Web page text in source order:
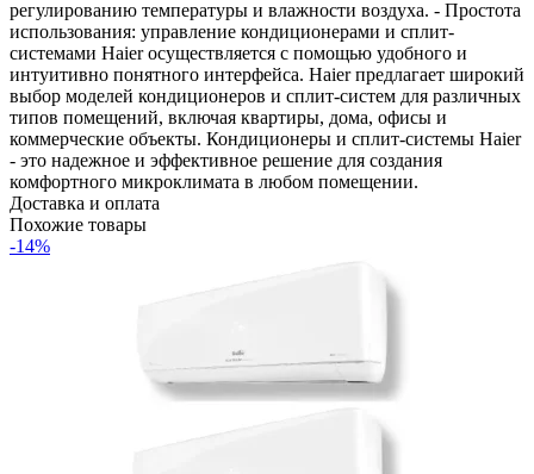
регулированию температуры и влажности воздуха. - Простота
использования: управление кондиционерами и сплит-
системами Haier осуществляется с помощью удобного и
интуитивно понятного интерфейса. Haier предлагает широкий
выбор моделей кондиционеров и сплит-систем для различных
типов помещений, включая квартиры, дома, офисы и
коммерческие объекты. Кондиционеры и сплит-системы Haier
- это надежное и эффективное решение для создания
комфортного микроклимата в любом помещении.
Доставка и оплата
Похожие товары
-14%